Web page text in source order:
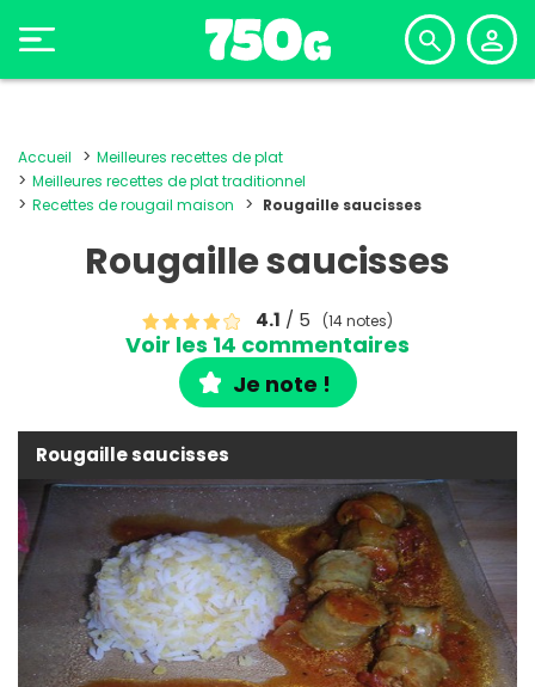
Accueil
Meilleures recettes de plat
Meilleures recettes de plat traditionnel
Recettes de rougail maison
Rougaille saucisses
Rougaille saucisses
4.1 / 5 (14 notes)
Voir les 14 commentaires
Je note !
Rougaille saucisses